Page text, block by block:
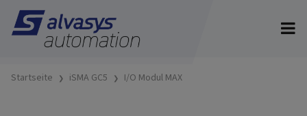
Startseite iSMA GC5 I/O Modul MAX